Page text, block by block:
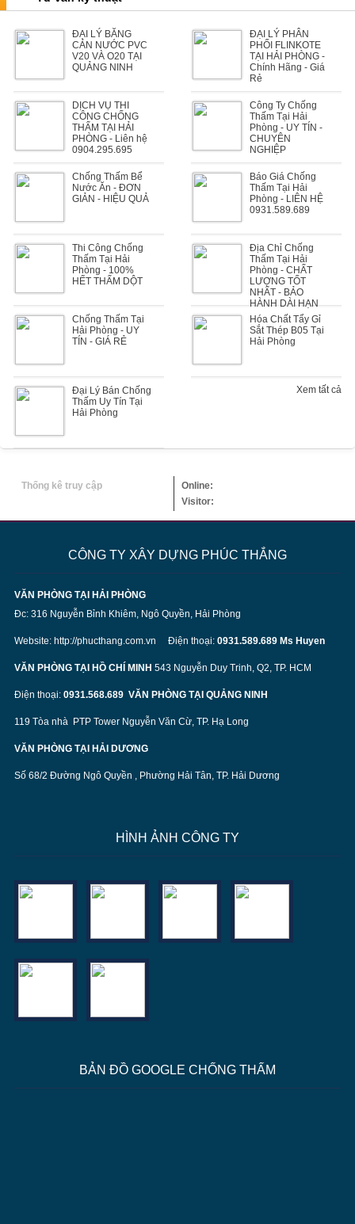
ĐẠI LÝ BĂNG
CẢN NƯỚC PVC
V20 VÀ O20 TẠI
QUẢNG NINH
ĐẠI LÝ PHÂN
PHỐI FLINKOTE
TẠI HẢI PHÒNG -
Chính Hãng - Giá
Rẻ
DỊCH VỤ THI
CÔNG CHỐNG
THẤM TẠI HẢI
PHÒNG - Liên hệ
0904.295.695
Công Ty Chống
Thấm Tại Hải
Phòng - UY TÍN -
CHUYÊN
NGHIỆP
Chống Thấm Bể
Nước Ăn - ĐƠN
GIẢN - HIỆU QUẢ
Báo Giá Chống
Thấm Tại Hải
Phòng - LIÊN HỆ
0931.589.689
Thi Công Chống
Thấm Tại Hải
Phòng - 100%
HẾT THẤM DỘT
Địa Chỉ Chống
Thấm Tại Hải
Phòng - CHẤT
LƯỢNG TỐT
NHẤT - BẢO
HÀNH DÀI HẠN
Chống Thấm Tại
Hải Phòng - UY
TÍN - GIÁ RẺ
Hóa Chất Tẩy Gỉ
Sắt Thép B05 Tại
Hải Phòng
Đại Lý Bán Chống
Thấm Uy Tín Tại
Hải Phòng
Xem tất cả
Thống kê truy cập
Online:
Visitor:
CÔNG TY XÂY DỰNG PHÚC THẮNG
VĂN PHÒNG TẠI HẢI PHÒNG
Đc: 316 Nguyễn Bỉnh Khiêm, Ngô Quyền, Hải Phòng
Website: http://phucthang.com.vn Điện thoại: 0931.589.689 Ms Huyen
VĂN PHÒNG TẠI HỒ CHÍ MINH 543 Nguyễn Duy Trinh, Q2, TP. HCM
Điện thoại: 0931.568.689 VĂN PHÒNG TẠI QUẢNG NINH
119 Tòa nhà PTP Tower Nguyễn Văn Cừ, TP. Hạ Long
VĂN PHÒNG TẠI HẢI DƯƠNG
Số 68/2 Đường Ngô Quyền , Phường Hải Tân, TP. Hải Dương
HÌNH ẢNH CÔNG TY
BẢN ĐỒ GOOGLE CHỐNG THẤM